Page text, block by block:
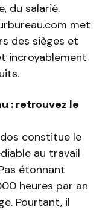
du salarié.
met
des sièges et
incroyablement
: retrouvez le
constitue le
au travail
étonnant
heures par an
Pourtant, il